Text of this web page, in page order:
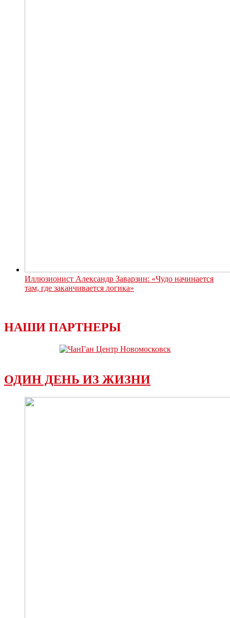
Иллюзионист Александр Заварзин: «Чудо начинается
там, где заканчивается логика»
НАШИ ПАРТНЕРЫ
ОДИН ДЕНЬ ИЗ ЖИЗНИ